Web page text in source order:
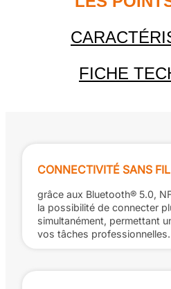
FICHE
CONNECTIVITÉ SANS
grâce aux Bluetooth® 5.0,
la possibilité de connecter
simultanément, permettant
vos tâches professionnelles.